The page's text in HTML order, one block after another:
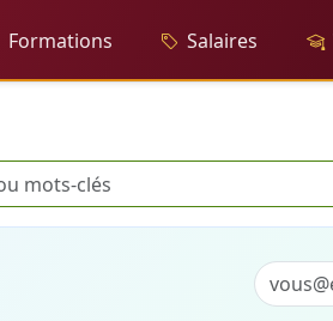
Formations Salaires